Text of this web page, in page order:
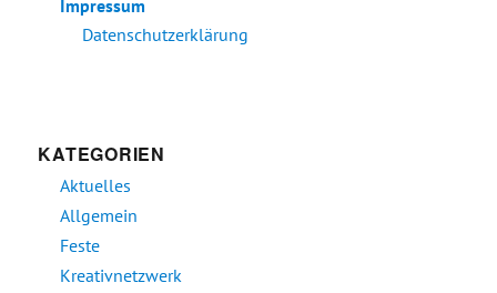
Impressum
Datenschutzerklärung
KATEGORIEN
Aktuelles
Allgemein
Feste
Kreativnetzwerk